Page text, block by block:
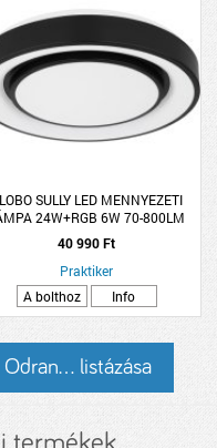
SULLY LED MENNYEZETI
24W+RGB 6W 70-800LM
3000-6500K DIMMELHETŐ
TÁVIRÁNYÍTÓVAL
40 990 Ft
Praktiker
A bolthoz
Info
listázása